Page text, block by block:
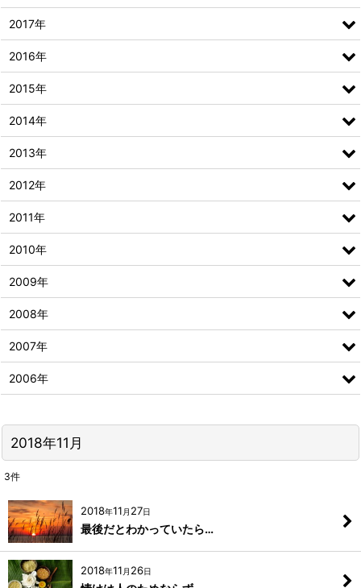
2018年11月
3件
2018年11 月 27日
最後だとわかっていたら…
2018年11 月 26日
2017年
2016年
2015年
2014年
2013年
2012年
2011年
2010年
2009年
2008年
2007年
2006年